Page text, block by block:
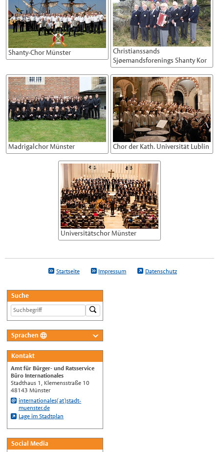
Shanty-Chor Münster
Christianssands
Sjøemandsforenings Shanty Kor
Madrigalchor Münster Chor der Kath. Universität Lublin
Universitätschor Münster
Startseite Impressum Datenschutz
Suche
Sprachen
Nederlands
English
Українська
Türkçe
اللغة العربية
Español
Kontakt
Amt für Bürger- und Ratsservice
Büro Internationales
Stadthaus 1, Klemensstraße 10
48143 Münster
internationales(at)stadt-
muenster.de
Lage im Stadtplan
Social Media